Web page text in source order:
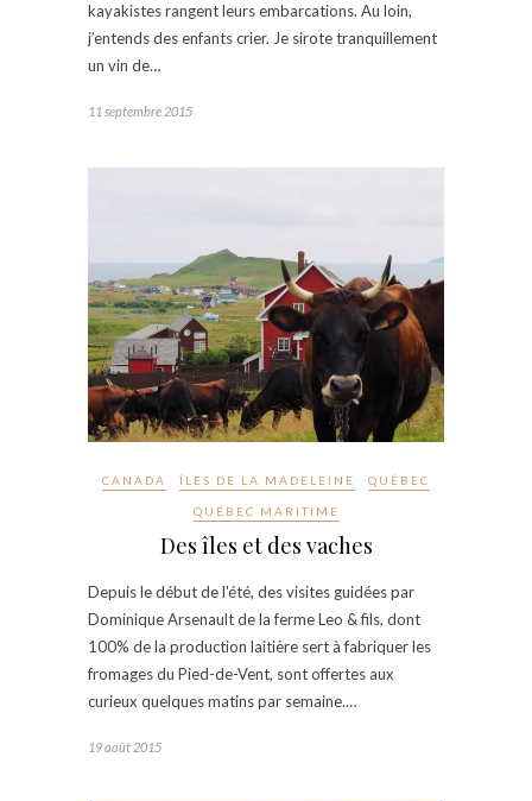
kayakistes rangent leurs embarcations. Au loin,
j’entends des enfants crier. Je sirote tranquillement
un vin de…
11 septembre 2015
CANADA ÎLES DE LA MADELEINE QUÉBEC
QUÉBEC MARITIME
Des îles et des vaches
Depuis le début de l'été, des visites guidées par
Dominique Arsenault de la ferme Leo & fils, dont
100% de la production laitière sert à fabriquer les
fromages du Pied-de-Vent, sont offertes aux
curieux quelques matins par semaine.…
19 août 2015